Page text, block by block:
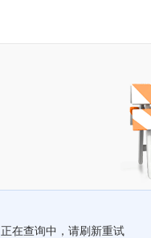
正在查询中，请刷新重试